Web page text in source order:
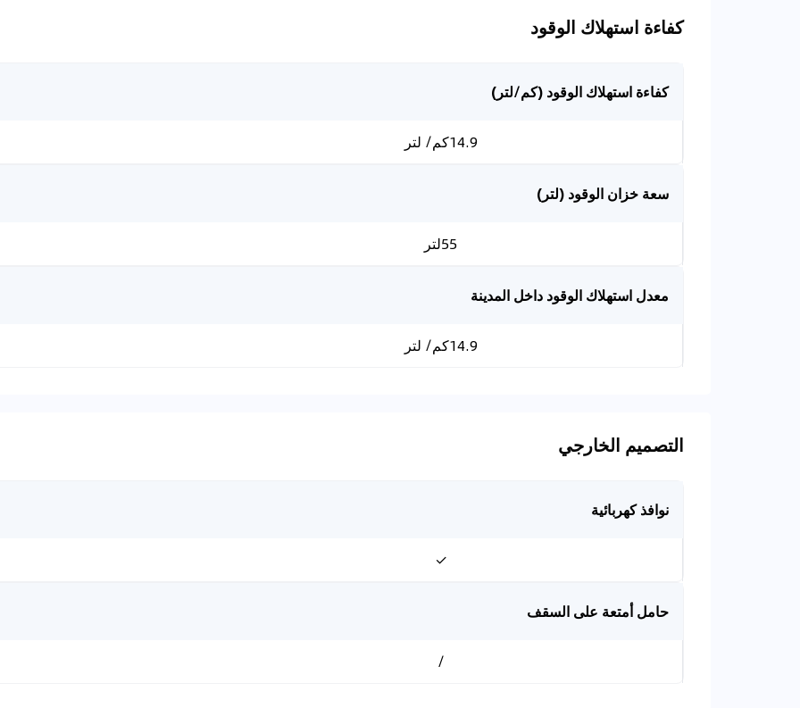
كفاءة استهلاك الوقود
كفاءة استهلاك الوقود (كم/لتر)
14.9كم/ لتر
سعة خزان الوقود (لتر)
55لتر
معدل استهلاك الوقود داخل المدينة
14.9كم/ لتر
التصميم الخارجي
نوافذ كهربائية
✓
حامل أمتعة على السقف
/